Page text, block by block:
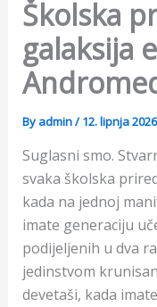
Školska
galaksija
By admin/12. lipnja
Suglasni smo.
svaka školska
kada na jednoj
imate generaciju
podijeljenih u dva
jedinstvom
devetaši, kada